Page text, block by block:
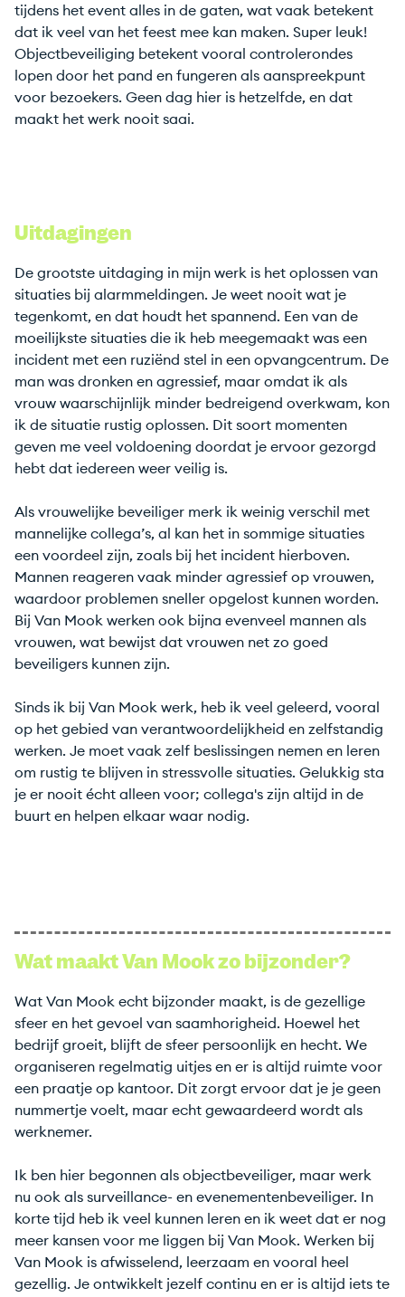
tijdens het event alles in de gaten, wat vaak betekent
dat ik veel van het feest mee kan maken. Super leuk!
Objectbeveiliging betekent vooral controlerondes
lopen door het pand en fungeren als aanspreekpunt
voor bezoekers. Geen dag hier is hetzelfde, en dat
maakt het werk nooit saai.
Uitdagingen
De grootste uitdaging in mijn werk is het oplossen van
situaties bij alarmmeldingen. Je weet nooit wat je
tegenkomt, en dat houdt het spannend. Een van de
moeilijkste situaties die ik heb meegemaakt was een
incident met een ruziënd stel in een opvangcentrum. De
man was dronken en agressief, maar omdat ik als
vrouw waarschijnlijk minder bedreigend overkwam, kon
ik de situatie rustig oplossen. Dit soort momenten
geven me veel voldoening doordat je ervoor gezorgd
hebt dat iedereen weer veilig is.
Als vrouwelijke beveiliger merk ik weinig verschil met
mannelijke collega’s, al kan het in sommige situaties
een voordeel zijn, zoals bij het incident hierboven.
Mannen reageren vaak minder agressief op vrouwen,
waardoor problemen sneller opgelost kunnen worden.
Bij Van Mook werken ook bijna evenveel mannen als
vrouwen, wat bewijst dat vrouwen net zo goed
beveiligers kunnen zijn.
Sinds ik bij Van Mook werk, heb ik veel geleerd, vooral
op het gebied van verantwoordelijkheid en zelfstandig
werken. Je moet vaak zelf beslissingen nemen en leren
om rustig te blijven in stressvolle situaties. Gelukkig sta
je er nooit écht alleen voor; collega's zijn altijd in de
buurt en helpen elkaar waar nodig.
Wat maakt Van Mook zo bijzonder?
Wat Van Mook echt bijzonder maakt, is de gezellige
sfeer en het gevoel van saamhorigheid. Hoewel het
bedrijf groeit, blijft de sfeer persoonlijk en hecht. We
organiseren regelmatig uitjes en er is altijd ruimte voor
een praatje op kantoor. Dit zorgt ervoor dat je je geen
nummertje voelt, maar echt gewaardeerd wordt als
werknemer.
Ik ben hier begonnen als objectbeveiliger, maar werk
nu ook als surveillance- en evenementenbeveiliger. In
korte tijd heb ik veel kunnen leren en ik weet dat er nog
meer kansen voor me liggen bij Van Mook. Werken bij
Van Mook is afwisselend, leerzaam en vooral heel
gezellig. Je ontwikkelt jezelf continu en er is altijd iets te